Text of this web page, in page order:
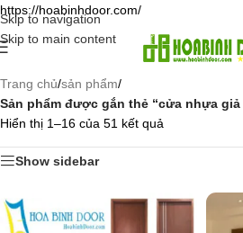
https://hoabinhdoor.com/
Skip to navigation
Skip to main content
Trang chủ/sản phẩm/
Sản phẩm được gắn thẻ “cửa nhựa giả
Hiển thị 1–16 của 51 kết quả
Show sidebar